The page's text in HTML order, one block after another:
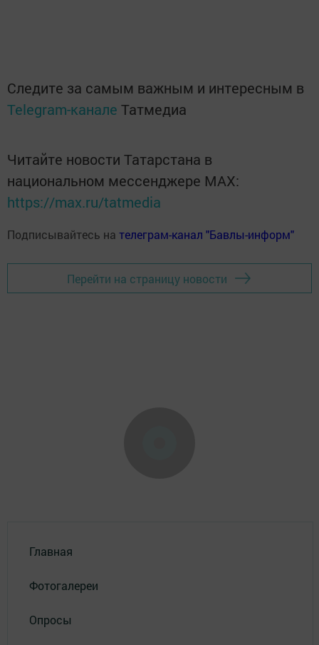
Следите за самым важным и интересным в
Telegram-канале Татмедиа
Читайте новости Татарстана в
национальном мессенджере MАХ:
https://max.ru/tatmedia
Подписывайтесь на телеграм-канал "Бавлы-информ"
Перейти на страницу новости
Главная
Фотогалереи
Опросы